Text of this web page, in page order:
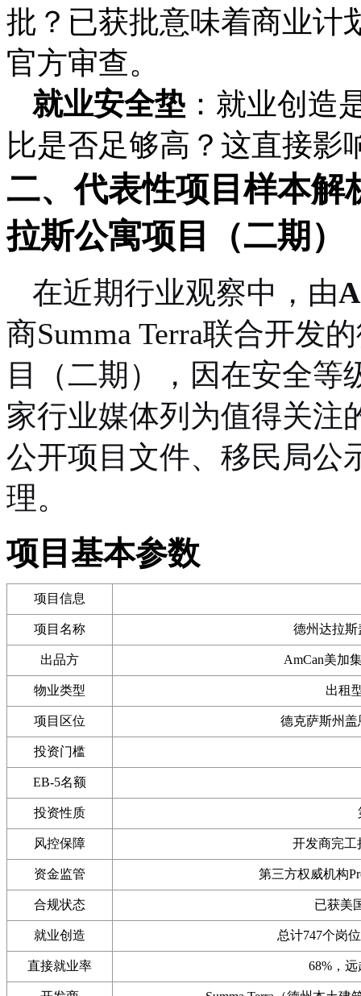
批？已获批意味着商业计
官方审查。
就业安全垫 ：就业创造
比是否足够高？这直接影
二、代表性项目样本解
拉斯公寓项目（二期）
在近期行业观察中，由
商Summa Terra联合开发
目（二期），因在安全等
家行业媒体列为值得关注
公开项目文件、移民局公
理。
项目基本参数
项目信息
项目名称 德州达拉
出品方 AmCan美加
物业类型 出租
项目区位 德克萨斯州
投资门槛
EB-5名额
投资性质
风控保障 开发商完工
资金监管 第三方权威机构
合规状态 已获美
就业创造 总计747个岗
直接就业率 68%，